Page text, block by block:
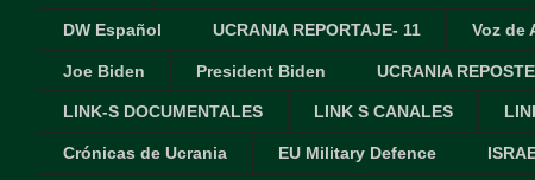
DW Español UCRANIA REPORTAJE- 11 Voz de
Joe Biden President Biden UCRANIA
LINK-S DOCUMENTALES LINK S CANALES
Crónicas de Ucrania EU Military Defence